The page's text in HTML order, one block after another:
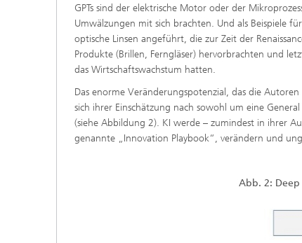
GPTs sind der elektrische Motor oder der
Umwälzungen mit sich brachten. Und als Beispiele
optische Linsen angeführt, die zur Zeit der
Produkte (Brillen, Ferngläser) hervorbrachten und
das Wirtschaftswachstum hatten.
Das enorme Veränderungspotenzial, das die
sich ihrer Einschätzung nach sowohl um eine
(siehe Abbildung 2). KI werde – zumindest in ihrer
genannte „Innovation Playbook“, verändern und
Abb. 2: